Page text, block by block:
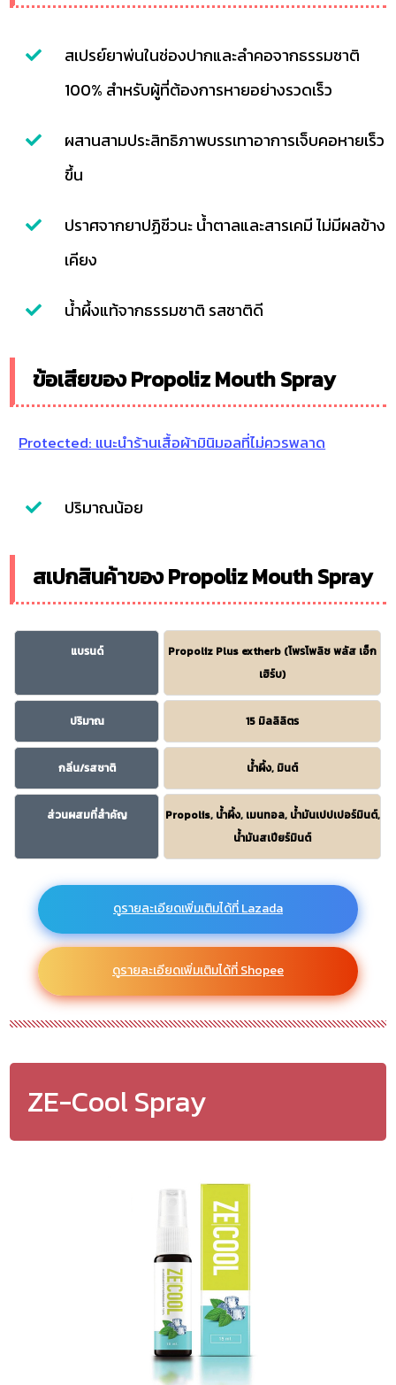
สเปรย์ยาพ่นในช่องปากและลำคอจากธรรมชาติ
100% สำหรับผู้ที่ต้องการหายอย่างรวดเร็ว
ผสานสามประสิทธิภาพบรรเทาอาการเจ็บคอหายเร็ว
ขึ้น
ปราศจากยาปฏิชีวนะ น้ำตาลและสารเคมี ไม่มีผลข้าง
เคียง
น้ำผึ้งแท้จากธรรมชาติ รสชาติดี
ข้อเสียของ Propoliz Mouth Spray
Protected: แนะนำร้านเสื้อผ้ามินิมอลที่ไม่ควรพลาด
ปริมาณน้อย
สเปกสินค้าของ Propoliz Mouth Spray
แบรนด์
Propoliz Plus extherb (โพรโพลิซ พลัส เอ็ก
เฮิร์บ)
ปริมาณ 15 มิลลิลิตร
กลิ่น/รสชาติ น้ำผึ้ง, มินต์
ส่วนผสมที่สำคัญ
Propolis, น้ำผึ้ง, เมนทอล, น้ำมันเปปเปอร์มินต์,
น้ำมันสเปียร์มินต์
ดูรายละเอียดเพิ่มเติมได้ที่ Lazada
ดูรายละเอียดเพิ่มเติมได้ที่ Shopee
ZE-Cool Spray